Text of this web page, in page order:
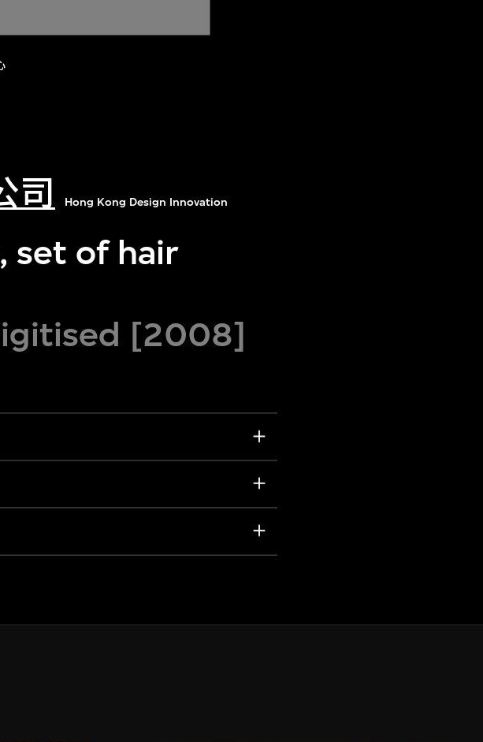
司
Hong Kong Design Innovation
set of hair
[2008]